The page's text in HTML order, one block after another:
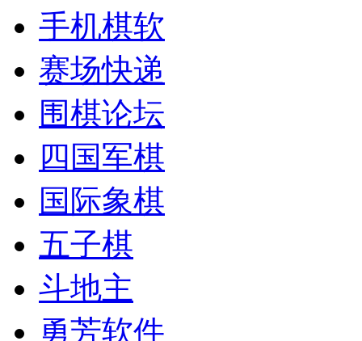
手机棋软
赛场快递
围棋论坛
四国军棋
国际象棋
五子棋
斗地主
勇芳软件